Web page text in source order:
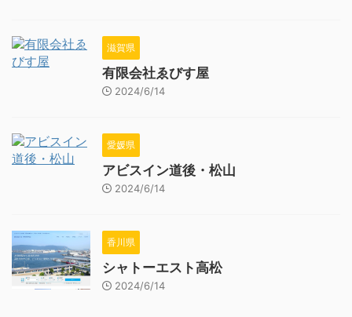
滋賀県
有限会社ゑびす屋
2024/6/14
愛媛県
アビスイン道後・松山
2024/6/14
香川県
シャトーエスト高松
2024/6/14